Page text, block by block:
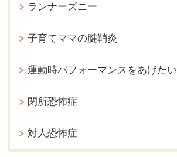
ランナーズニー
子育てママの腱鞘炎
運動時パフォーマンスをあげたい
閉所恐怖症
対人恐怖症